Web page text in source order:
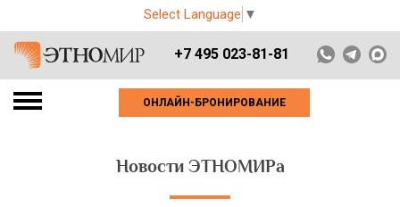
Select Language ▼
+7 495 023-81-81
ОНЛАЙН-БРОНИРОВАНИЕ
Новости ЭТНОМИРа